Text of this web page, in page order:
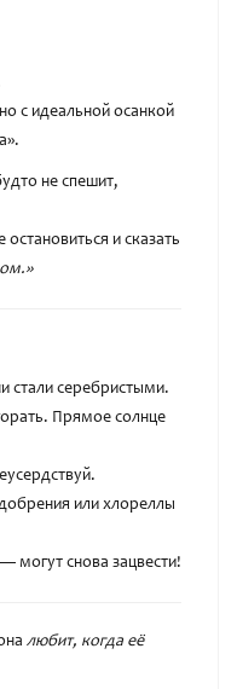
с идеальной осанкой
не спешит,
и сказать
стали серебристыми.
Прямое солнце
или хлореллы
могут снова зацвести!
любит, когда её